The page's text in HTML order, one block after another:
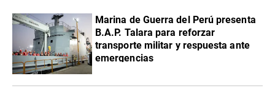
Marina de Guerra del Perú presenta
B.A.P. Talara para reforzar
transporte militar y respuesta ante
emergencias